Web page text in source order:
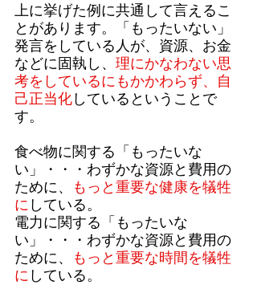
上に挙げた例に共通して言えるこ
とがあります。「もったいない」
発言をしている人が、資源、お金
などに固執し、 理にかなわない思
考をしているにもかかわらず、自
己正当化しているということで
す。
食べ物に関する「もったいな
い」・・・わずかな資源と費用の
ために、
もっと重要な健康を犠牲
に している。
電力に関する「もったいな
い」・・・わずかな資源と費用の
ために、
もっと重要な時間を犠牲
に している。